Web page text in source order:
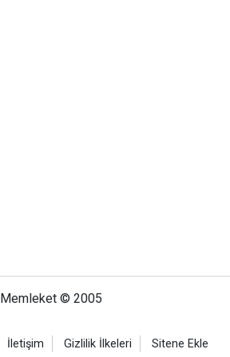
Memleket © 2005
İletişim Gizlilik İlkeleri Sitene Ekle